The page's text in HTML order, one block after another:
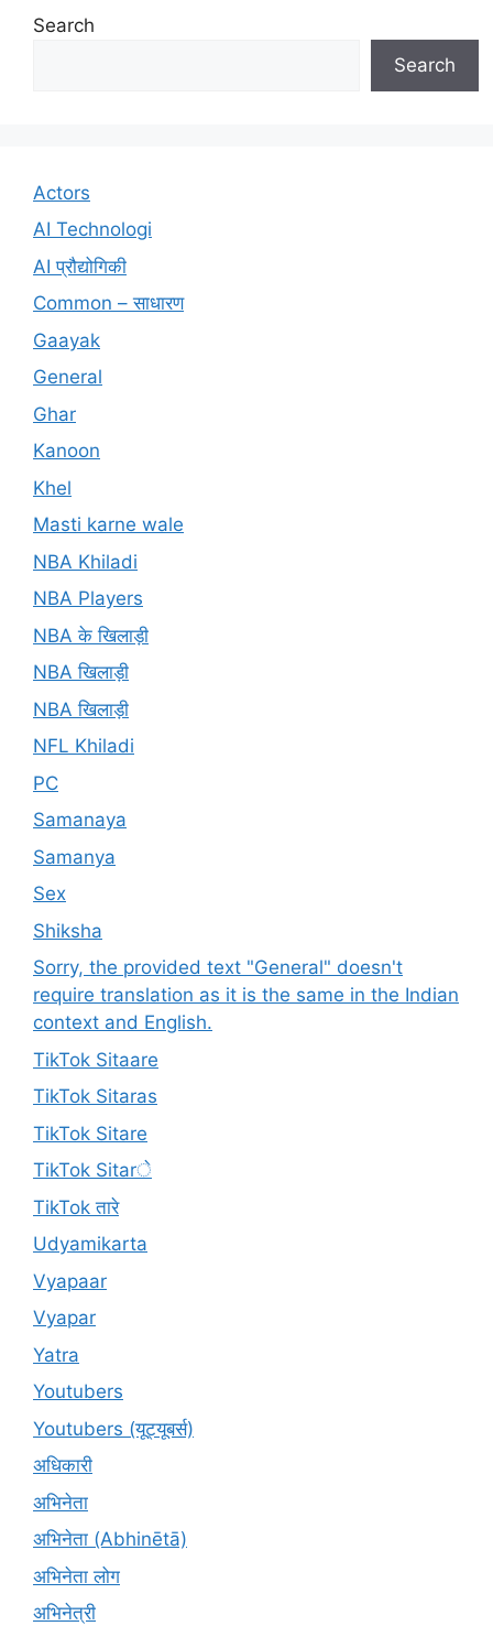
Search
Search
Actors
AI Technologi
AI प्रौद्योगिकी
Common – साधारण
Gaayak
General
Ghar
Kanoon
Khel
Masti karne wale
NBA Khiladi
NBA Players
NBA के खिलाड़ी
NBA खिलाड़ी
NBA खिलाड़ी
NFL Khiladi
PC
Samanaya
Samanya
Sex
Shiksha
Sorry, the provided text "General" doesn't
require translation as it is the same in the Indian
context and English.
TikTok Sitaare
TikTok Sitaras
TikTok Sitare
TikTok Sitarे
TikTok तारे
Udyamikarta
Vyapaar
Vyapar
Yatra
Youtubers
Youtubers (यूट्यूबर्स)
अधिकारी
अभिनेता
अभिनेता (Abhinētā)
अभिनेता लोग
अभिनेत्री